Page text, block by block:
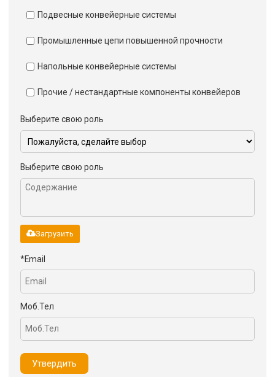
Подвесные конвейерные системы
Промышленные цепи повышенной прочности
Напольные конвейерные системы
Прочие / нестандартные компоненты конвейеров
Выберите свою роль
Выберите свою роль
Загрузить
*Email
Моб.Тел
Утвердить